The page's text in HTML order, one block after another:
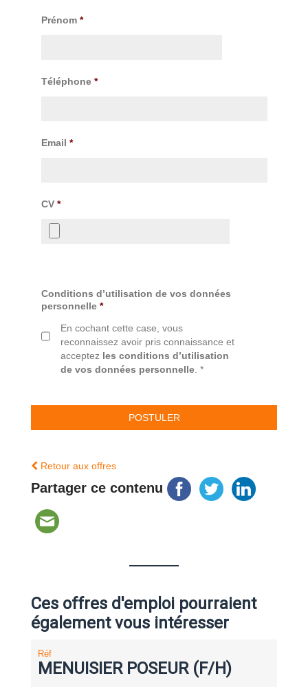
Prénom *
Téléphone *
Email *
CV *
Conditions d’utilisation de vos données
personnelle *
En cochant cette case, vous
reconnaissez avoir pris connaissance et
acceptez les conditions d’utilisation
de vos données personnelle . *
Retour aux offres
Partager ce contenu
Ces offres d'emploi pourraient
également vous intéresser
Réf
MENUISIER POSEUR (F/H)